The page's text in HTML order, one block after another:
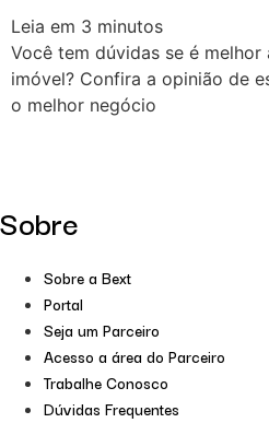
Leia em 3 minutos
Você tem dúvidas se é
imóvel? Confira a opinião de
o melhor negócio
Sobre
Sobre a Bext
Portal
Seja um Parceiro
Acesso a área do Parceiro
Trabalhe Conosco
Dúvidas Frequentes